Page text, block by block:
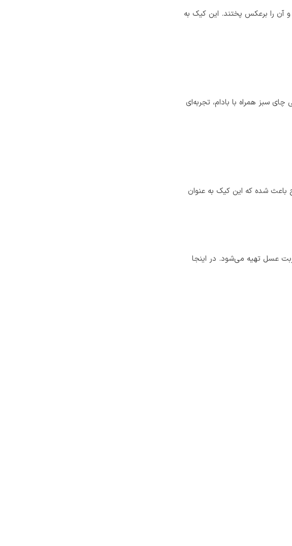
آن را برعکس پختند. این کیک به
سبز همراه با بادام، تجربه‌ای
شده که این کیک به عنوان
عسل تهیه می‌شود. در اینجا